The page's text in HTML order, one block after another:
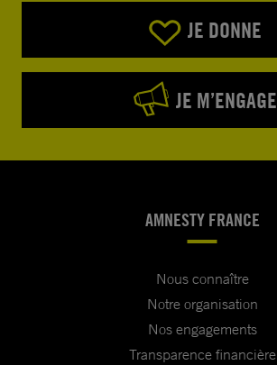
JE DONNE
JE M’ENGAGE
AMNESTY FRANCE
Nous connaître
Notre organisation
Nos engagements
Transparence financière